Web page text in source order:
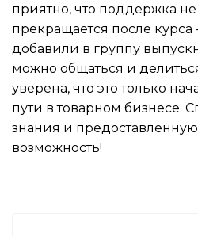
приятно, что поддержка не
прекращается после
добавили в группу
можно общаться и
уверена, что это только
пути в товарном бизнесе.
знания и предоставленную
возможность!